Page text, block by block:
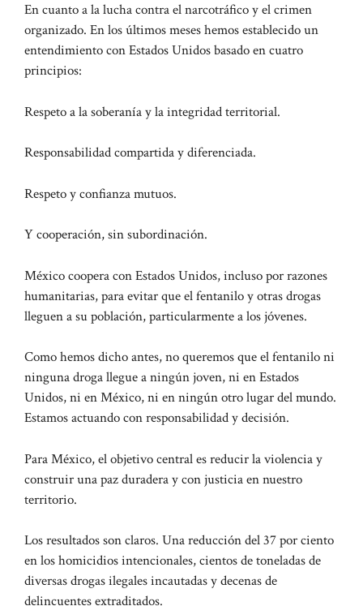
En cuanto a la lucha contra el narcotráfico y el crimen
organizado. En los últimos meses hemos establecido un
entendimiento con Estados Unidos basado en cuatro
principios:
Respeto a la soberanía y la integridad territorial.
Responsabilidad compartida y diferenciada.
Respeto y confianza mutuos.
Y cooperación, sin subordinación.
México coopera con Estados Unidos, incluso por razones
humanitarias, para evitar que el fentanilo y otras drogas
lleguen a su población, particularmente a los jóvenes.
Como hemos dicho antes, no queremos que el fentanilo ni
ninguna droga llegue a ningún joven, ni en Estados
Unidos, ni en México, ni en ningún otro lugar del mundo.
Estamos actuando con responsabilidad y decisión.
Para México, el objetivo central es reducir la violencia y
construir una paz duradera y con justicia en nuestro
territorio.
Los resultados son claros. Una reducción del 37 por ciento
en los homicidios intencionales, cientos de toneladas de
diversas drogas ilegales incautadas y decenas de
delincuentes extraditados.